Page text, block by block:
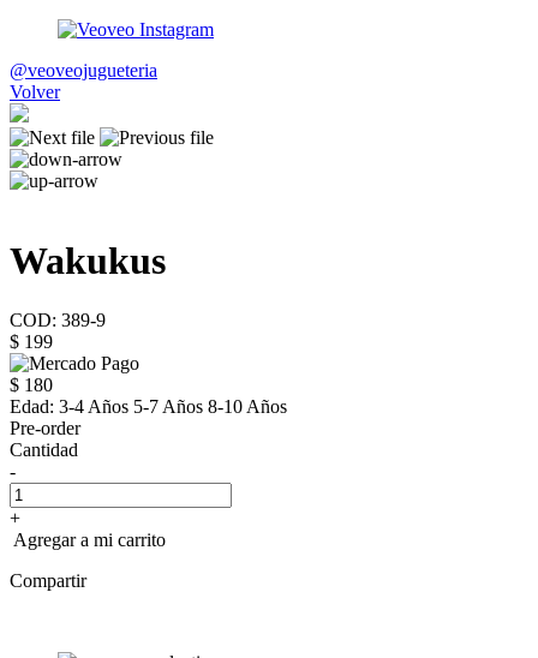
@veoveojugueteria
Volver
Wakukus
COD: 389-9
$ 199
$ 180
Edad: 3-4 Años 5-7 Años 8-10 Años
Pre-order
Cantidad
-
+
Agregar a mi carrito
Compartir